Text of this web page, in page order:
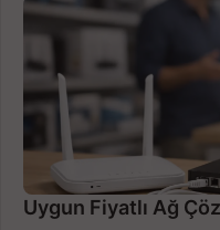
Uygun Fiyatlı Ağ